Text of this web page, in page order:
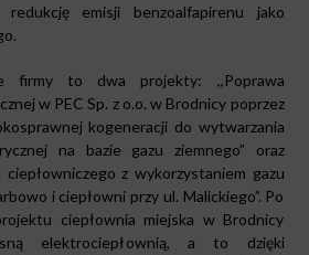
redukcję emisji benzoalfapirenu jako
firmy to dwa projekty: ,,Poprawa
w PEC Sp. z o.o. w Brodnicy poprzez
kogeneracji do wytwarzania
na bazie gazu ziemnego” oraz
ciepłowniczego z wykorzystaniem gazu
i ciepłowni przy ul. Malickiego”. Po
ciepłownia miejska w Brodnicy
elektrociepłownią, a to dzięki